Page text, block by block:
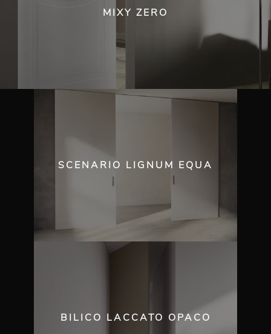
MIXY ZERO
SCENARIO LIGNUM EQUA
BILICO LACCATO OPACO